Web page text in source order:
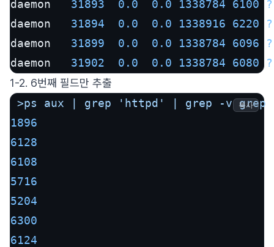
daemon 31893 0.0 0.0 1338784 6100
?
daemon 31894 0.0 0.0 1338916 6220
?
daemon 31899 0.0 0.0 1338784 6096
?
daemon 31902 0.0 0.0 1338784 6080 ?
1-2. 6번째 필드만 추출
>ps
aux grep 'httpd' grep -v grep
1896
6128
6108
5716
5204
6300
6124
복사